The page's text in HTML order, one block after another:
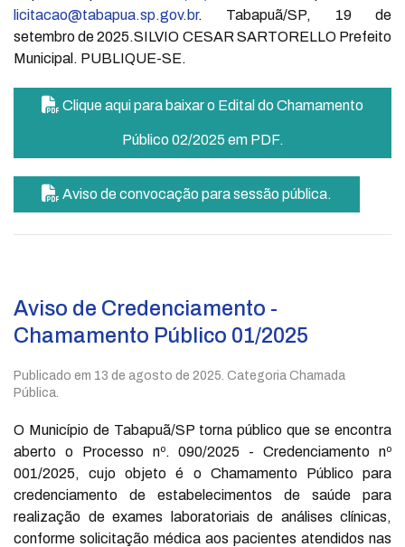
licitacao@tabapua.sp.gov.br. Tabapuã/SP, 19 de
setembro de 2025.SILVIO CESAR SARTORELLO Prefeito
Municipal. PUBLIQUE-SE.
Clique aqui para baixar o Edital do Chamamento
Público 02/2025 em PDF.
Aviso de convocação para sessão pública.
Aviso de Credenciamento -
Chamamento Público 01/2025
Publicado em 13 de agosto de 2025 . Categoria Chamada
Pública.
O Município de Tabapuã/SP torna público que se encontra
aberto o Processo nº. 090/2025 - Credenciamento nº
001/2025, cujo objeto é o Chamamento Público para
credenciamento de estabelecimentos de saúde para
realização de exames laboratoriais de análises clínicas,
conforme solicitação médica aos pacientes atendidos nas